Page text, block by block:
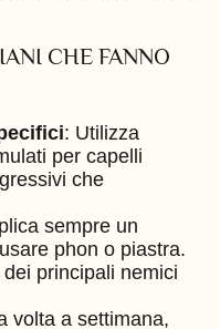
CHE FANNO
: Utilizza
per capelli
che
sempre un
phon o piastra.
principali nemici
volta a settimana,